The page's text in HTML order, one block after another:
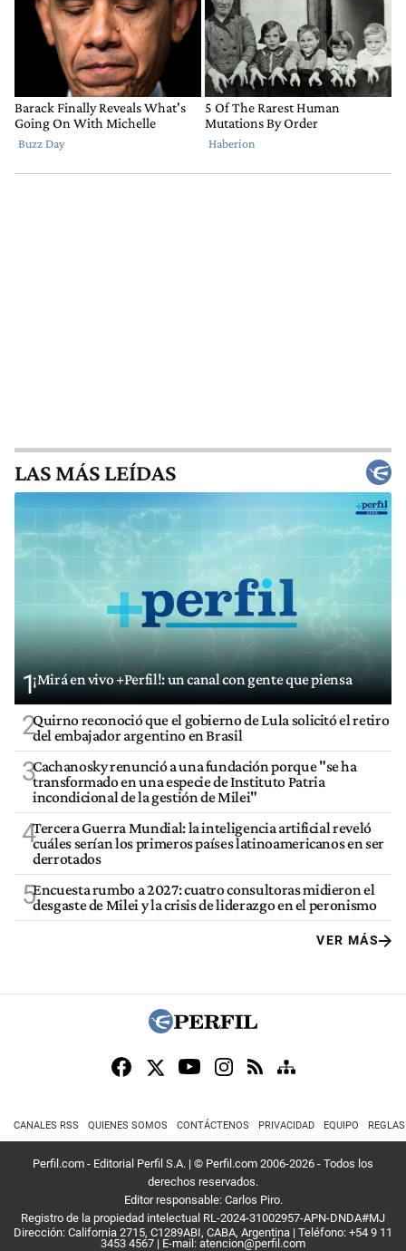
LAS MÁS LEÍDAS
1¡Mirá en vivo +Perfil!: un canal con gente que piensa
2Quirno reconoció que el gobierno de Lula solicitó el retiro
del embajador argentino en Brasil
3Cachanosky renunció a una fundación porque "se ha
transformado en una especie de Instituto Patria
incondicional de la gestión de Milei"
4Tercera Guerra Mundial: la inteligencia artificial reveló
cuáles serían los primeros países latinoamericanos en ser
derrotados
5Encuesta rumbo a 2027: cuatro consultoras midieron el
desgaste de Milei y la crisis de liderazgo en el peronismo
VER MÁS
CANALES RSS QUIENES SOMOS CONTÁCTENOS PRIVACIDAD EQUIPO
Perfil.com - Editorial Perfil S.A. | © Perfil.com 2006-2026 - Todos los
derechos reservados.
Editor responsable: Carlos Piro.
Registro de la propiedad intelectual RL-2024-31002957-APN-DNDA#MJ
Dirección: California 2715, C1289ABI, CABA, Argentina | Teléfono: +54 9 11
3453 4567 | E-mail: atencion@perfil.com